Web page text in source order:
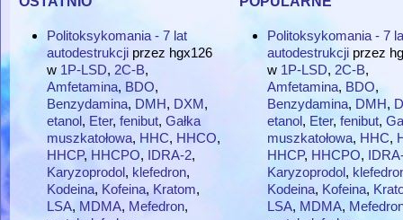
Politoksykomania - 7 lat
autodestrukcji przez hgx126
w 1P-LSD, 2C-B,
Amfetamina, BDO,
Benzydamina, DMH, DXM,
etanol, Eter, fenibut, Gałka
muszkatołowa, HHC, HHCO,
HHCP, HHCPO, IDRA-2,
Karyzoprodol, klefedron,
Kodeina, Kofeina, Kratom,
LSA, MDMA, Mefedron,
Politoksykomania - 7
autodestrukcji przez
w 1P-LSD, 2C-B,
Amfetamina, BDO,
Benzydamina, DMH,
etanol, Eter, fenibut,
muszkatołowa, HHC,
HHCP, HHCPO,
Karyzoprodol,
Kodeina, Kofeina,
LSA, MDMA,